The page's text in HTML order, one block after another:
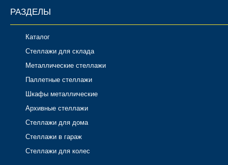
РАЗДЕЛЫ
Каталог
Стеллажи для склада
Металлические стеллажи
Паллетные стеллажи
Шкафы металлические
Архивные стеллажи
Стеллажи для дома
Стеллажи в гараж
Стеллажи для колес